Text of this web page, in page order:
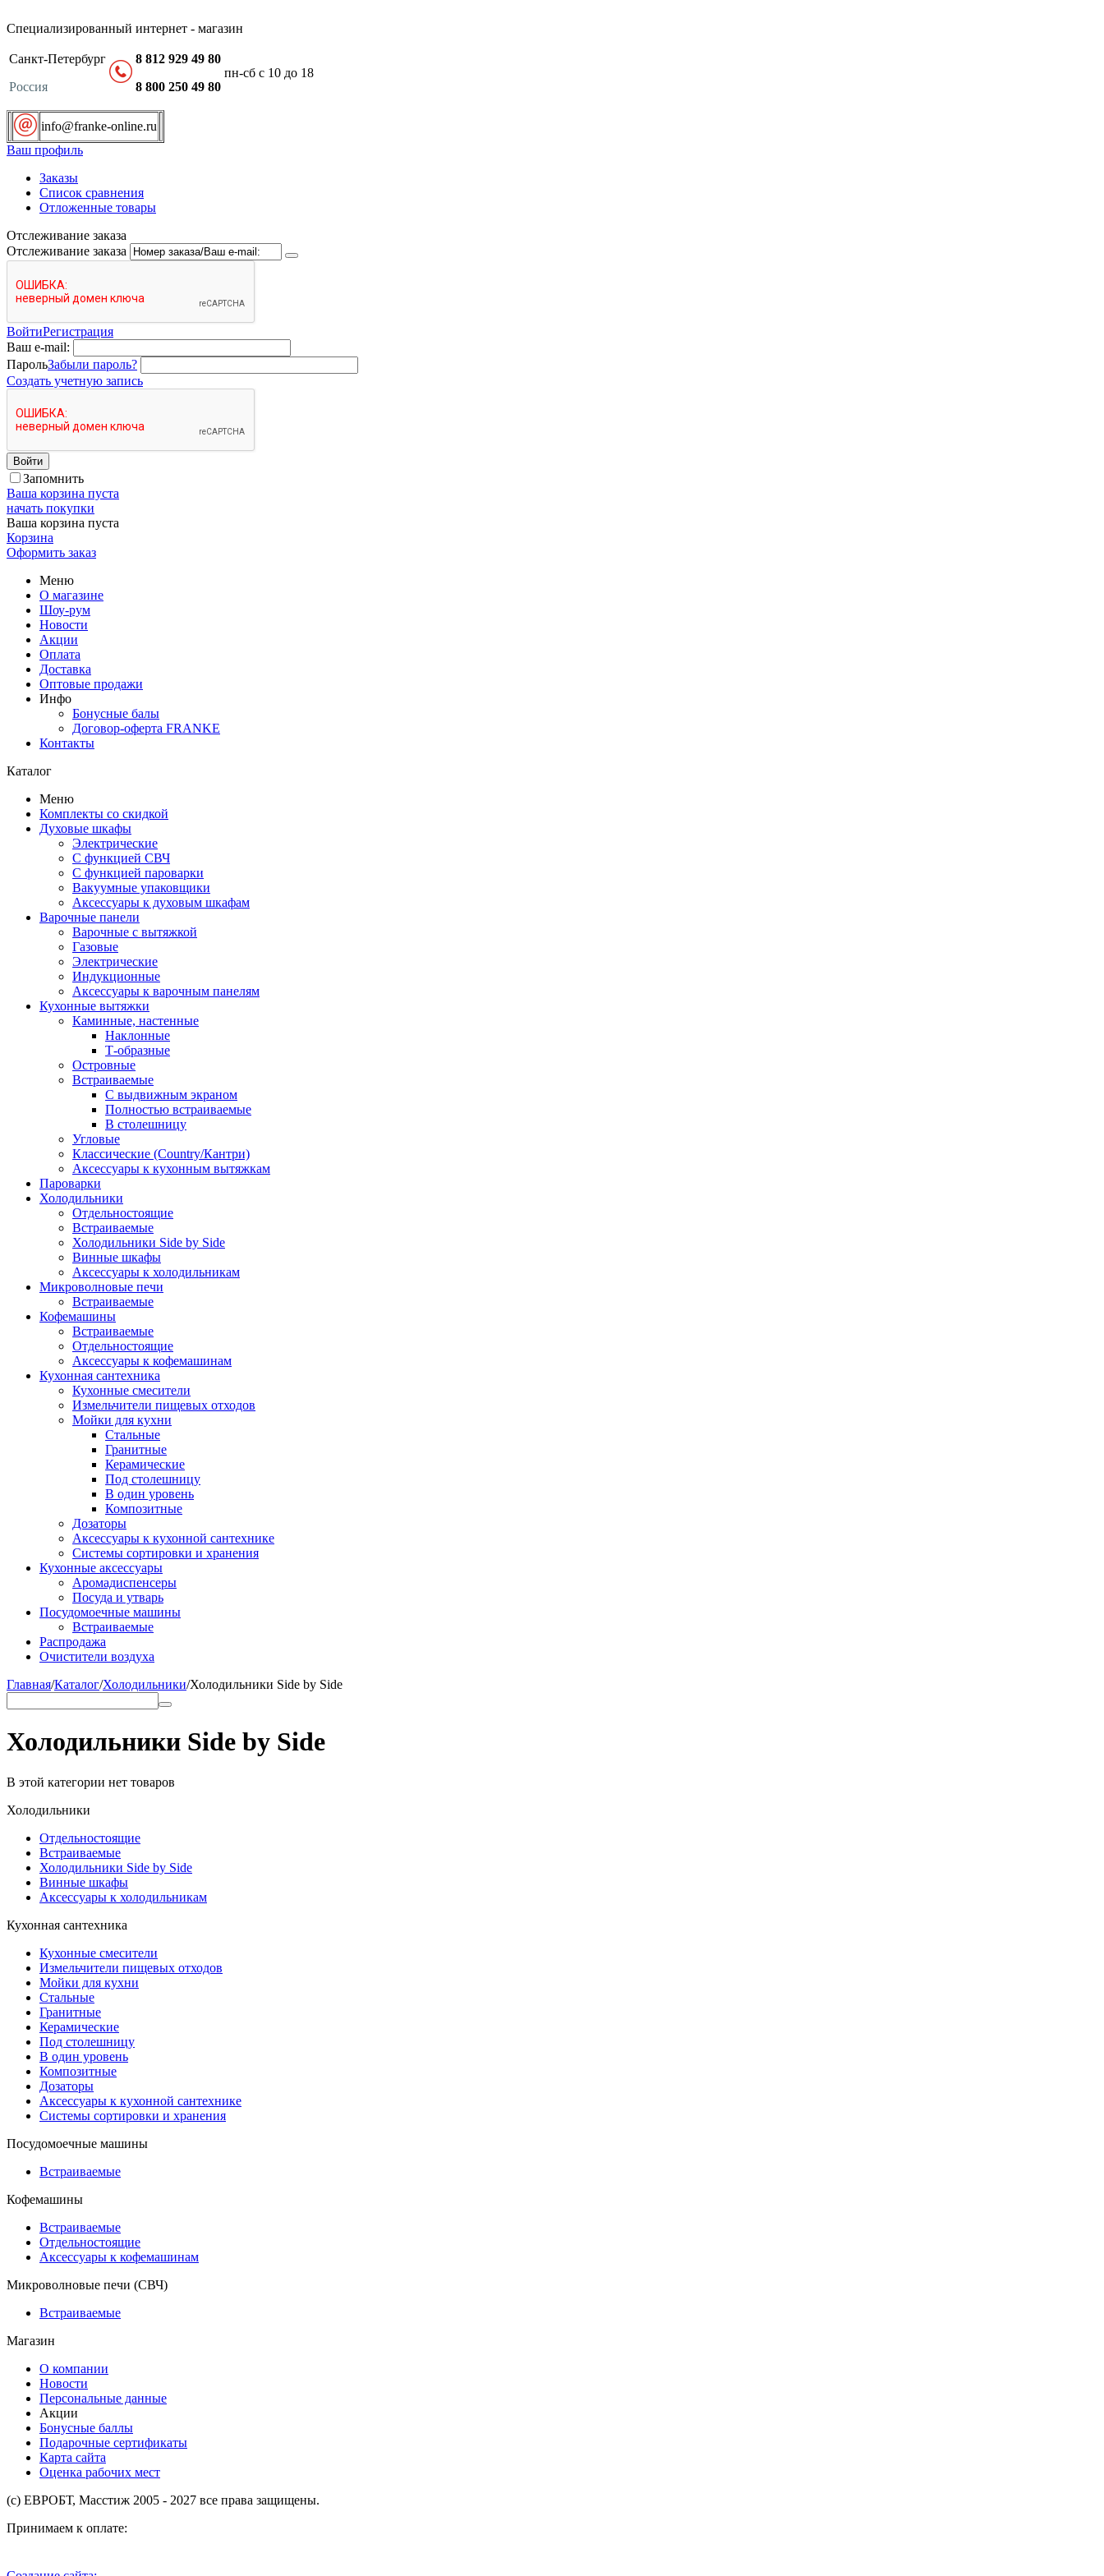
Специализированный интернет - магазин
Санкт-Петербург
Россия
8 812 929 49 80
8 800 250 49 80
пн-сб с 10 до 18
info@franke-online.ru
Ваш профиль
Заказы
Список сравнения
Отложенные товары
Отслеживание заказа
Отслеживание заказа
ВойтиРегистрация
Ваш e-mail:
ПарольЗабыли пароль?
Создать учетную запись
Войти
Запомнить
Ваша корзина пуста
начать покупки
Ваша корзина пуста
Корзина
Оформить заказ
Меню
О магазине
Шоу-рум
Новости
Акции
Оплата
Доставка
Оптовые продажи
Инфо
Бонусные балы
Договор-оферта FRANKE
Контакты
Каталог
Меню
Комплекты со скидкой
Духовые шкафы
Электрические
С функцией СВЧ
С функцией пароварки
Вакуумные упаковщики
Аксессуары к духовым шкафам
Варочные панели
Варочные с вытяжкой
Газовые
Электрические
Индукционные
Аксессуары к варочным панелям
Кухонные вытяжки
Каминные, настенные
Наклонные
Т-образные
Островные
Встраиваемые
С выдвижным экраном
Полностью встраиваемые
В столешницу
Угловые
Классические (Country/Кантри)
Аксессуары к кухонным вытяжкам
Пароварки
Холодильники
Отдельностоящие
Встраиваемые
Холодильники Side by Side
Винные шкафы
Аксессуары к холодильникам
Микроволновые печи
Встраиваемые
Кофемашины
Встраиваемые
Отдельностоящие
Аксессуары к кофемашинам
Кухонная сантехника
Кухонные смесители
Измельчители пищевых отходов
Мойки для кухни
Стальные
Гранитные
Керамические
Под столешницу
В один уровень
Композитные
Дозаторы
Аксессуары к кухонной сантехнике
Системы сортировки и хранения
Кухонные аксессуары
Аромадиспенсеры
Посуда и утварь
Посудомоечные машины
Встраиваемые
Распродажа
Очистители воздуха
Главная/Каталог/Холодильники/Холодильники Side by Side
Холодильники Side by Side
В этой категории нет товаров
Холодильники
Отдельностоящие
Встраиваемые
Холодильники Side by Side
Винные шкафы
Аксессуары к холодильникам
Кухонная сантехника
Кухонные смесители
Измельчители пищевых отходов
Мойки для кухни
Стальные
Гранитные
Керамические
Под столешницу
В один уровень
Композитные
Дозаторы
Аксессуары к кухонной сантехнике
Системы сортировки и хранения
Посудомоечные машины
Встраиваемые
Кофемашины
Встраиваемые
Отдельностоящие
Аксессуары к кофемашинам
Микроволновые печи (СВЧ)
Встраиваемые
Магазин
О компании
Новости
Персональные данные
Акции
Бонусные баллы
Подарочные сертификаты
Карта сайта
Оценка рабочих мест
(с) ЕВРОБТ, Масстиж 2005 - 2027 все права защищены.
Принимаем к оплате: